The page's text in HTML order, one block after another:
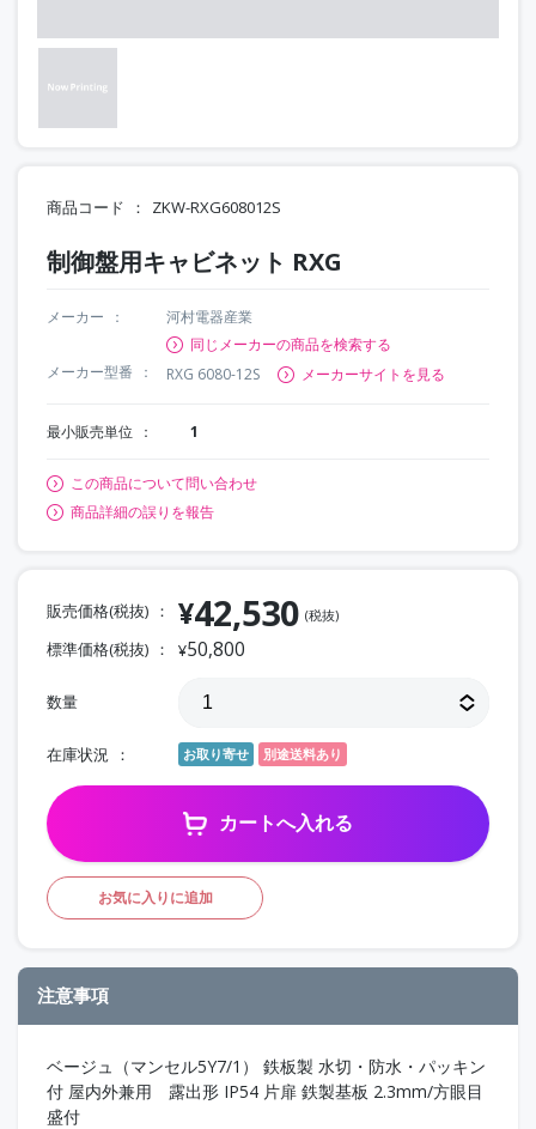
商品コード ZKW-RXG608012S
制御盤用キャビネット RXG
メーカー
河村電器産業
同じメーカーの商品を検索する
メーカー型番
RXG 6080-12S メーカーサイトを見る
最小販売単位 1
この商品について問い合わせ
商品詳細の誤りを報告
販売価格(税抜) ¥42,530 (税抜)
標準価格(税抜) ¥50,800
数量
在庫状況 お取り寄せ 別途送料あり
カートへ入れる
お気に入りに追加
注意事項
ベージュ（マンセル5Y7/1） 鉄板製 水切・防水・パッキン
付 屋内外兼用 露出形 IP54 片扉 鉄製基板 2.3mm/方眼目
盛付